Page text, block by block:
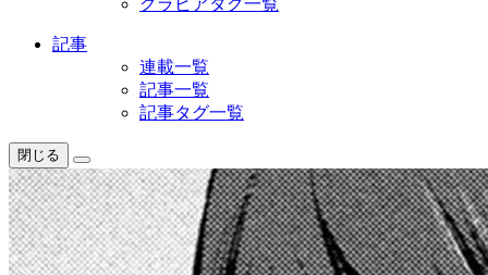
記事
連載一覧
記事一覧
記事タグ一覧
閉じる